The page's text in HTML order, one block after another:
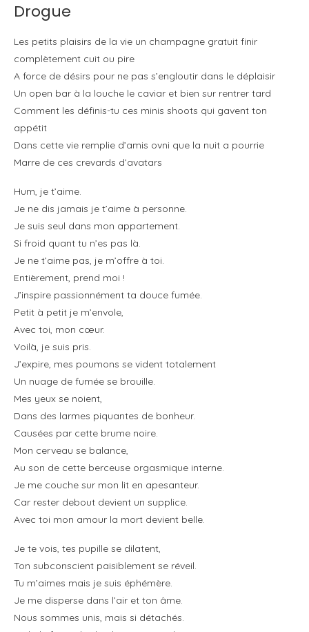
Drogue
Les petits plaisirs de la vie un champagne gratuit finir
complètement cuit ou pire
A force de désirs pour ne pas s’engloutir dans le déplaisir
Un open bar à la louche le caviar et bien sur rentrer tard
Comment les définis-tu ces minis shoots qui gavent ton
appétit
Dans cette vie remplie d’amis ovni que la nuit a pourrie
Marre de ces crevards d’avatars
Hum, je t’aime.
Je ne dis jamais je t’aime à personne.
Je suis seul dans mon appartement.
Si froid quant tu n’es pas là.
Je ne t’aime pas, je m’offre à toi.
Entièrement, prend moi !
J’inspire passionnément ta douce fumée.
Petit à petit je m’envole,
Avec toi, mon cœur.
Voilà, je suis pris.
J’expire, mes poumons se vident totalement
Un nuage de fumée se brouille.
Mes yeux se noient,
Dans des larmes piquantes de bonheur.
Causées par cette brume noire.
Mon cerveau se balance,
Au son de cette berceuse orgasmique interne.
Je me couche sur mon lit en apesanteur.
Car rester debout devient un supplice.
Avec toi mon amour la mort devient belle.
Je te vois, tes pupille se dilatent,
Ton subconscient paisiblement se réveil.
Tu m’aimes mais je suis éphémère.
Je me disperse dans l’air et ton âme.
Nous sommes unis, mais si détachés.